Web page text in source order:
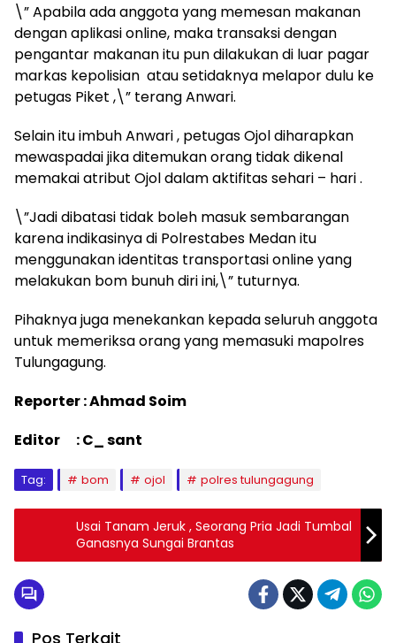
\” Apabila ada anggota yang memesan makanan
dengan aplikasi online, maka transaksi dengan
pengantar makanan itu pun dilakukan di luar pagar
markas kepolisian atau setidaknya melapor dulu ke
petugas Piket ,\” terang Anwari.
Selain itu imbuh Anwari , petugas Ojol diharapkan
mewaspadai jika ditemukan orang tidak dikenal
memakai atribut Ojol dalam aktifitas sehari – hari .
\”Jadi dibatasi tidak boleh masuk sembarangan
karena indikasinya di Polrestabes Medan itu
menggunakan identitas transportasi online yang
melakukan bom bunuh diri ini,\” tuturnya.
Pihaknya juga menekankan kepada seluruh anggota
untuk memeriksa orang yang memasuki mapolres
Tulungagung.
Reporter : Ahmad Soim
Editor : C_ sant
Tag: bom ojol polres tulungagung
Usai Tanam Jeruk , Seorang Pria Jadi Tumbal
Ganasnya Sungai Brantas
Pos Terkait